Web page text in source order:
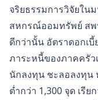
จริยธรรมการวิจัยใ
สหกรณ์ออมทรัพย์ สพ
ดีกว่านั้น อัตราดอกเ
ภาระหนี้ของภาคครัว
นักลงทุน ชะลอลงทุน
ต่ำกว่า 1,300 จุด เรีย